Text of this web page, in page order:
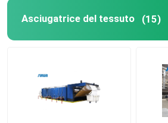
Asciugatrice del tessuto (15)